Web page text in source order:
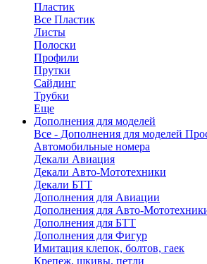
Пластик
Все Пластик
Листы
Полоски
Профили
Прутки
Сайдинг
Трубки
Еще
Дополнения для моделей
Все - Дополнения для моделей
Автомобильные номера
Декали Авиация
Декали Авто-Мототехники
Декали БТТ
Дополнения для Авиации
Дополнения для Авто-
Дополнения для БТТ
Дополнения для Фигур
Имитация клепок, болтов, гаек
Крепеж, шкивы, петли